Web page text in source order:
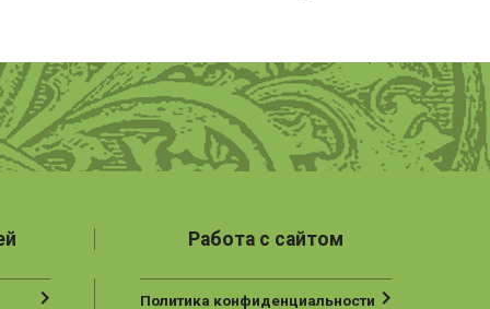
Работа с сайтом
Политика конфиденциальности